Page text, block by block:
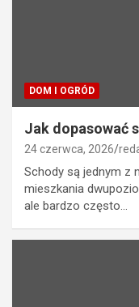
DOM I OGRÓD
Jak dopasować
24 czerwca, 2026
Schody są jednym z
mieszkania
ale bardzo często…